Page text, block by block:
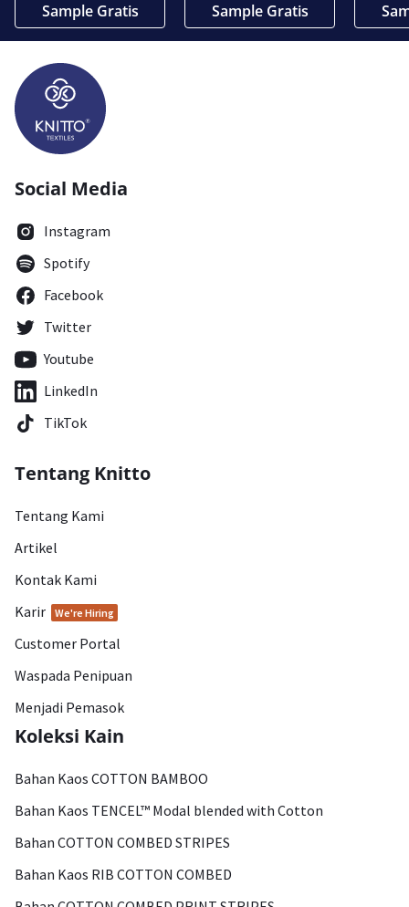
Sample Gratis Sample Gratis
Social Media
Instagram
Spotify
Facebook
Twitter
Youtube
LinkedIn
TikTok
Tentang Knitto
Tentang Kami
Artikel
Kontak Kami
Karir
We're Hiring
Customer Portal
Waspada Penipuan
Menjadi Pemasok
Koleksi Kain
Bahan Kaos COTTON BAMBOO
Bahan Kaos TENCEL™ Modal blended with Cotton
Bahan COTTON COMBED STRIPES
Bahan Kaos RIB COTTON COMBED